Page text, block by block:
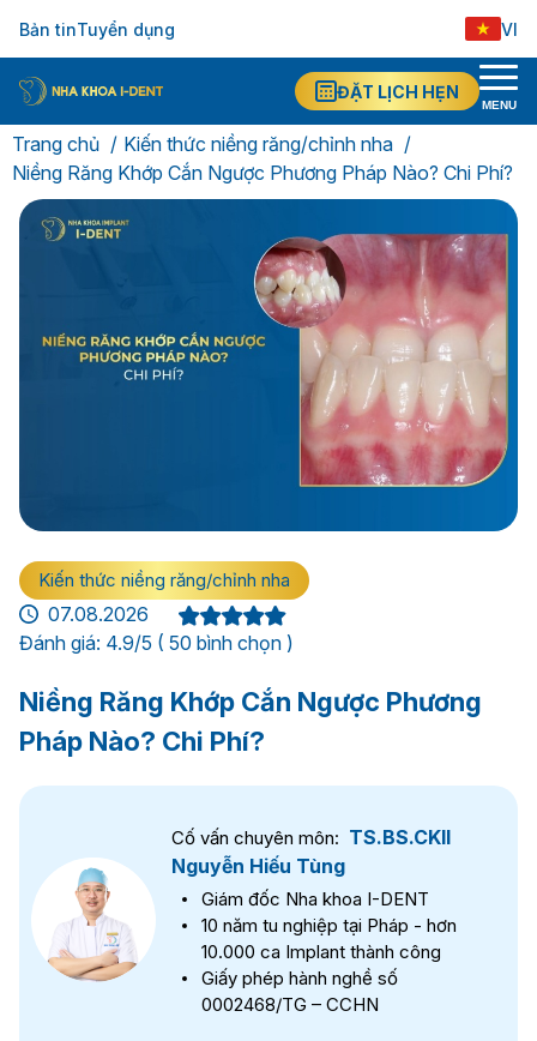
Bản tinTuyển dụng VI
ĐẶT LỊCH HẸN
MENU
Trang chủ
Kiến thức niềng răng/chỉnh nha
Niềng Răng Khớp Cắn Ngược Phương Pháp Nào? Chi Phí?
Kiến thức niềng răng/chỉnh nha
07.08.2026
Đánh giá: 4.9/5 ( 50 bình chọn )
Niềng Răng Khớp Cắn Ngược Phương
Pháp Nào? Chi Phí?
Cố vấn chuyên môn: TS.BS.CKII
Nguyễn Hiếu Tùng
Giám đốc Nha khoa I-DENT
10 năm tu nghiệp tại Pháp - hơn
10.000 ca Implant thành công
Giấy phép hành nghề số
0002468/TG – CCHN